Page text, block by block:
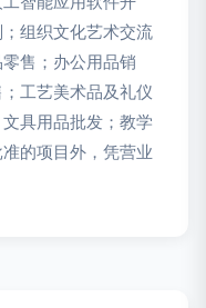
组织文化艺术交流
售；办公用品销
工艺美术品及礼仪
具用品批发；教学
的项目外，凭营业